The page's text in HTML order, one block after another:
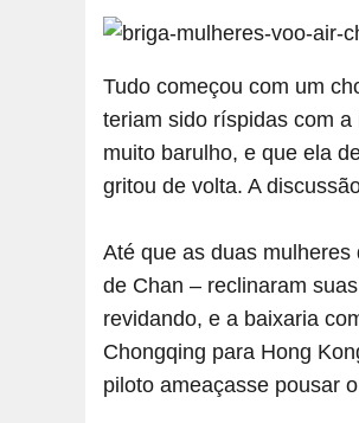
Tudo começou com um
teriam sido ríspidas com
muito barulho, e que ela
gritou de volta. A
Até que as duas
de Chan – reclinaram
revidando, e a baixaria
Chongqing para Hong
piloto ameaçasse pousar